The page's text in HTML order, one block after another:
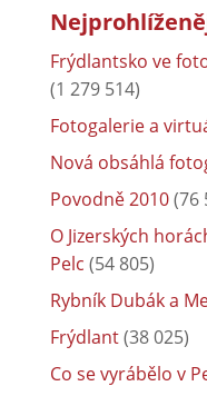
Frýdlantsko ve
(1 279 514)
Fotogalerie a
Nová obsáhlá
Povodně 2010(76
O Jizerských
Pelc (54 805)
Rybník Dubák a
Frýdlant(38 025)
Co se vyrábělo v